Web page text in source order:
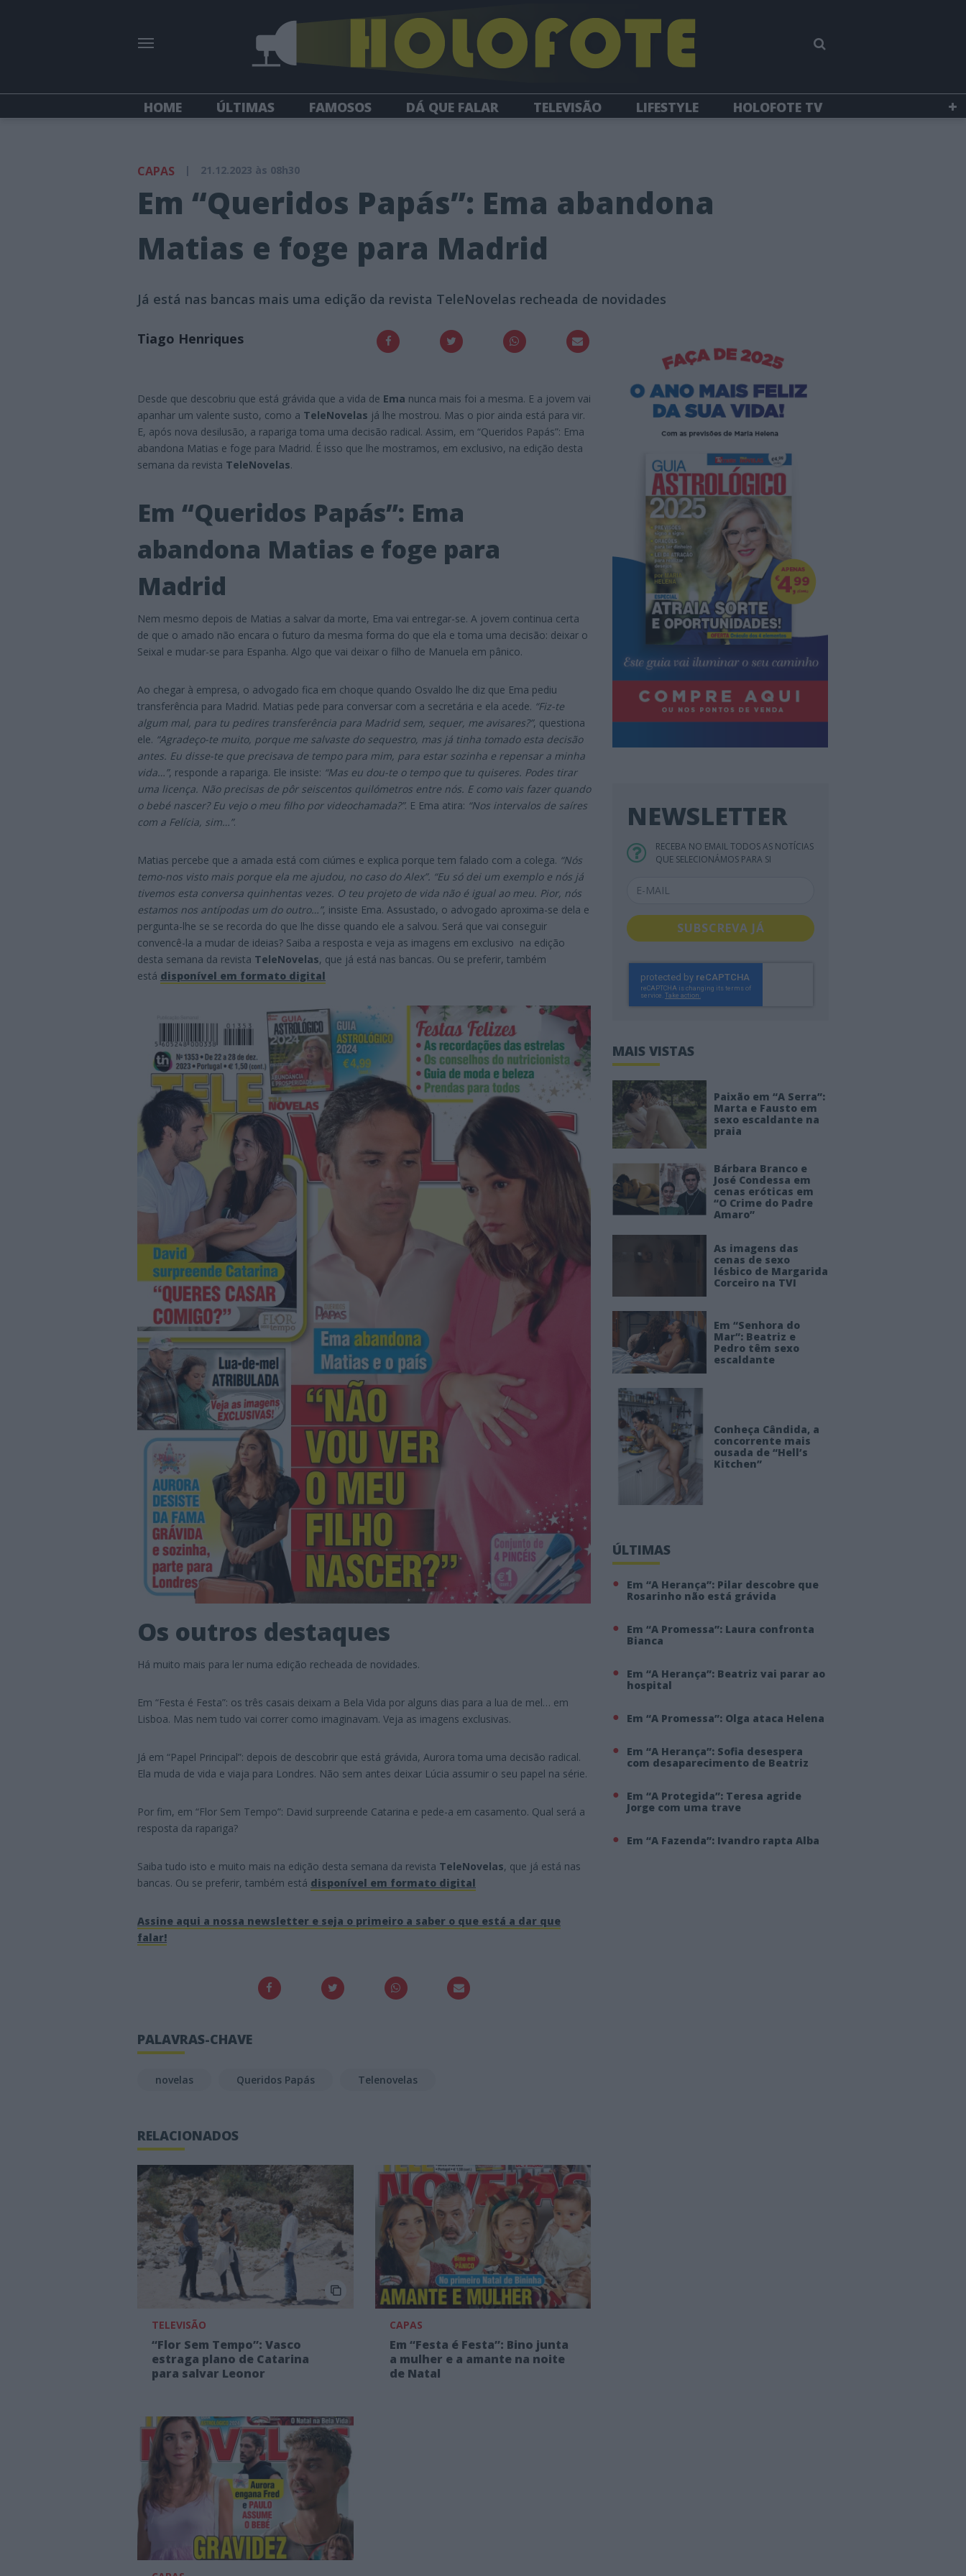
HOME ÚLTIMAS FAMOSOS DÁ QUE FALAR TELEVISÃO LIFESTYLE
HOLOFOTE TV
CAPAS | 21.12.2023 às 08h30
Em “Queridos Papás”: Ema abandona
Matias e foge para Madrid
Já está nas bancas mais uma edição da revista TeleNovelas recheada de novidades
Tiago Henriques
Desde que descobriu que está grávida que a vida de Ema nunca mais foi a mesma. E a jovem vai
apanhar um valente susto, como a TeleNovelas já lhe mostrou. Mas o pior ainda está para vir.
E, após nova desilusão, a rapariga toma uma decisão radical. Assim, em “Queridos Papás”: Ema
abandona Matias e foge para Madrid. É isso que lhe mostramos, em exclusivo, na edição desta
semana da revista TeleNovelas.
Em “Queridos Papás”: Ema
abandona Matias e foge para
Madrid
Nem mesmo depois de Matias a salvar da morte, Ema vai entregar-se. A jovem continua certa
de que o amado não encara o futuro da mesma forma do que ela e toma uma decisão: deixar o
Seixal e mudar-se para Espanha. Algo que vai deixar o filho de Manuela em pânico.
Ao chegar à empresa, o advogado fica em choque quando Osvaldo lhe diz que Ema pediu
transferência para Madrid. Matias pede para conversar com a secretária e ela acede. “Fiz-te
algum mal, para tu pedires transferência para Madrid sem, sequer, me avisares?”, questiona
ele. “Agradeço-te muito, porque me salvaste do sequestro, mas já tinha tomado esta decisão
antes. Eu disse-te que precisava de tempo para mim, para estar sozinha e repensar a minha
vida…”, responde a rapariga. Ele insiste: “Mas eu dou-te o tempo que tu quiseres. Podes tirar
uma licença. Não precisas de pôr seiscentos quilómetros entre nós. E como vais fazer quando
o bebé nascer? Eu vejo o meu filho por videochamada?”. E Ema atira: “Nos intervalos de saíres
com a Felícia, sim…”.
Matias percebe que a amada está com ciúmes e explica porque tem falado com a colega. “Nós
temo-nos visto mais porque ela me ajudou, no caso do Alex”. “Eu só dei um exemplo e nós já
tivemos esta conversa quinhentas vezes. O teu projeto de vida não é igual ao meu. Pior, nós
estamos nos antípodas um do outro…”, insiste Ema. Assustado, o advogado aproxima-se dela e
pergunta-lhe se se recorda do que lhe disse quando ele a salvou. Será que vai conseguir
convencê-la a mudar de ideias? Saiba a resposta e veja as imagens em exclusivo na edição
desta semana da revista TeleNovelas, que já está nas bancas. Ou se preferir, também
está disponível em formato digital
Os outros destaques
Há muito mais para ler numa edição recheada de novidades.
Em “Festa é Festa”: os três casais deixam a Bela Vida por alguns dias para a lua de mel… em
Lisboa. Mas nem tudo vai correr como imaginavam. Veja as imagens exclusivas.
Já em “Papel Principal”: depois de descobrir que está grávida, Aurora toma uma decisão radical.
Ela muda de vida e viaja para Londres. Não sem antes deixar Lúcia assumir o seu papel na série.
Por fim, em “Flor Sem Tempo”: David surpreende Catarina e pede-a em casamento. Qual será a
resposta da rapariga?
Saiba tudo isto e muito mais na edição desta semana da revista TeleNovelas, que já está nas
bancas. Ou se preferir, também está disponível em formato digital
Assine aqui a nossa newsletter e seja o primeiro a saber o que está a dar que
falar!
PALAVRAS-CHAVE
novelas Queridos Papás Telenovelas
RELACIONADOS
TELEVISÃO
“Flor Sem Tempo”: Vasco
estraga plano de Catarina
para salvar Leonor
CAPAS
Em “Festa é Festa”: Bino junta
a mulher e a amante na noite
de Natal
NEWSLETTER
RECEBA NO EMAIL TODOS AS NOTÍCIAS
QUE SELECIONÁMOS PARA SI
SUBSCREVA JÁ
MAIS VISTAS
Paixão em “A Serra”:
Marta e Fausto em
sexo escaldante na
praia
Bárbara Branco e
José Condessa em
cenas eróticas em
“O Crime do Padre
Amaro”
As imagens das
cenas de sexo
lésbico de Margarida
Corceiro na TVI
Em “Senhora do
Mar”: Beatriz e
Pedro têm sexo
escaldante
Conheça Cândida, a
concorrente mais
ousada de “Hell’s
Kitchen”
ÚLTIMAS
Em “A Herança”: Pilar descobre que
Rosarinho não está grávida
Em “A Promessa”: Laura confronta
Bianca
Em “A Herança”: Beatriz vai parar ao
hospital
Em “A Promessa”: Olga ataca Helena
Em “A Herança”: Sofia desespera
com desaparecimento de Beatriz
Em “A Protegida”: Teresa agride
Jorge com uma trave
Em “A Fazenda”: Ivandro rapta Alba